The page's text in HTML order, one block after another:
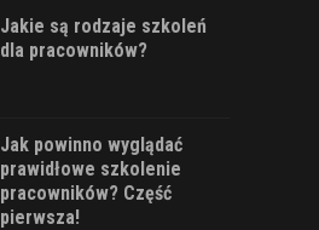
Jakie są rodzaje szkoleń
dla pracowników?
Jak powinno wyglądać
prawidłowe szkolenie
pracowników? Część
pierwsza!